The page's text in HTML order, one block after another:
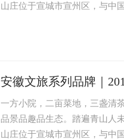
山庄位于宣城市宣州区，与中
安徽文旅系列品牌｜
一方小院，二亩菜地，三盏清
品景品趣品生态。踏遍青山人
山庄位于宣城市宣州区，与中